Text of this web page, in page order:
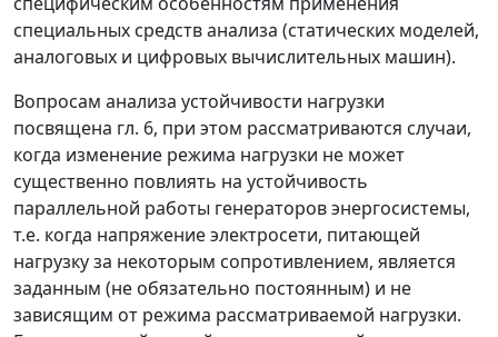
специальных средств анализа (статических моделей,
аналоговых и цифровых вычислительных машин).
Вопросам анализа устойчивости нагрузки
посвящена гл. 6, при этом рассматриваются случаи,
когда изменение режима нагрузки не может
существенно повлиять на устойчивость
параллельной работы генераторов энергосистемы,
т.е. когда напряжение электросети, питающей
нагрузку за некоторым сопротивлением, является
заданным (не обязательно постоянным) и не
зависящим от режима рассматриваемой нагрузки.